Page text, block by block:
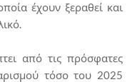
έχουν ξεραθεί και
από τις πρόσφατες
τόσο του 2025